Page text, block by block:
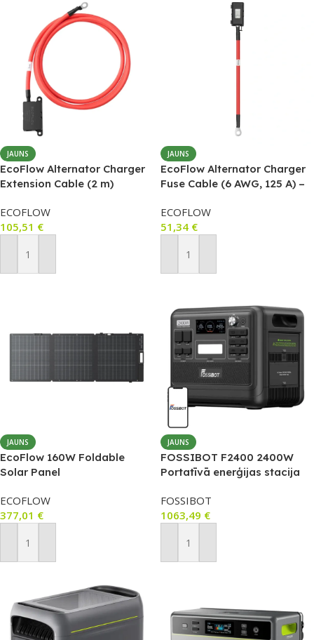
JAUNS
EcoFlow Alternator Charger
Extension Cable (2 m)
ECOFLOW
105,51 €
Pievienot Grozam
JAUNS
EcoFlow Alternator Charger
Fuse Cable (6 AWG, 125 A) –
alternatora lādētājam
ECOFLOW
51,34 €
Pievienot Grozam
JAUNS
EcoFlow 160W Foldable
Solar Panel
ECOFLOW
377,01 €
Pievienot Grozam
JAUNS
FOSSIBOT F2400 2400W
Portatīvā enerģijas stacija
FOSSIBOT
1063,49 €
Pievienot Grozam